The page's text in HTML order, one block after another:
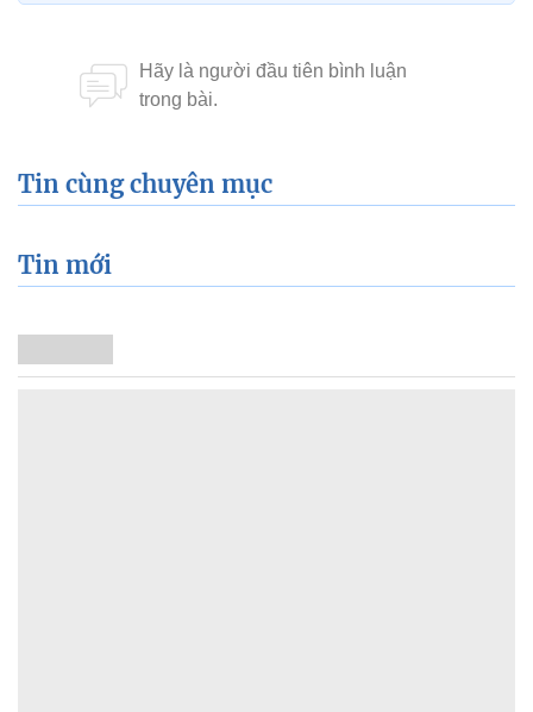
Tin cùng chuyên mục
Tin mới